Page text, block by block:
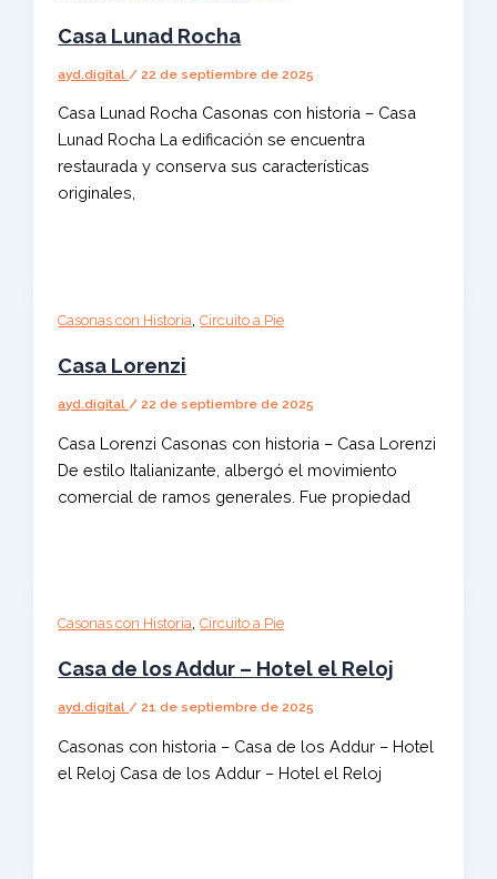
Casa Lunad Rocha
ayd.digital/22 de septiembre de 2025
Casa Lunad Rocha Casonas con historia – Casa
Lunad Rocha La edificación se encuentra
restaurada y conserva sus características
originales,
Casonas con Historia ,Circuito a Pie
Casa Lorenzi
ayd.digital/22 de septiembre de 2025
Casa Lorenzi Casonas con historia – Casa Lorenzi
De estilo Italianizante, albergó el movimiento
comercial de ramos generales. Fue propiedad
Casonas con Historia ,Circuito a Pie
Casa de los Addur – Hotel el Reloj
ayd.digital/21 de septiembre de 2025
Casonas con historia – Casa de los Addur – Hotel
el Reloj Casa de los Addur – Hotel el Reloj